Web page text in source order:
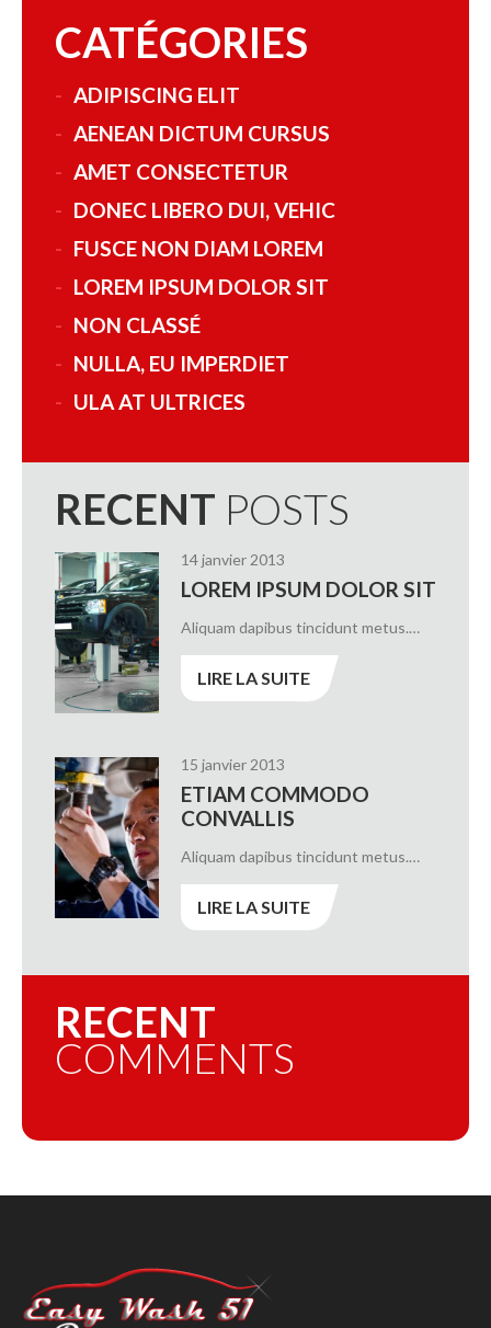
CATÉGORIES
ADIPISCING ELIT
AENEAN DICTUM CURSUS
AMET CONSECTETUR
DONEC LIBERO DUI, VEHIC
FUSCE NON DIAM LOREM
LOREM IPSUM DOLOR SIT
NON CLASSÉ
NULLA, EU IMPERDIET
ULA AT ULTRICES
RECENT POSTS
14 janvier 2013
LOREM IPSUM DOLOR SIT
Aliquam dapibus tincidunt metus.…
LIRE LA SUITE
15 janvier 2013
ETIAM COMMODO
CONVALLIS
Aliquam dapibus tincidunt metus.…
LIRE LA SUITE
RECENT
COMMENTS